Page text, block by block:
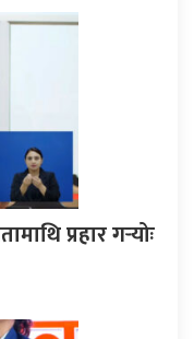
प्रहार गर्‍योः